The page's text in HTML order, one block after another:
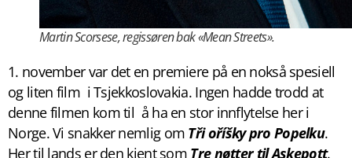
Martin Scorsese, regissøren bak «Mean Streets».
1. november var det en premiere på en nokså spesiell
og liten film i Tsjekkoslovakia. Ingen hadde trodd at
denne filmen kom til å ha en stor innflytelse her i
Norge. Vi snakker nemlig om Tři oříšky pro Popelku.
Her til lands er den kjent som Tre nøtter til Askepott.